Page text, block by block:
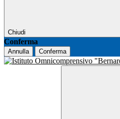
Chiudi
Conferma
Annulla Conferma